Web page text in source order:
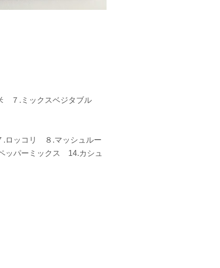
.ミックスベジタブル
ッコリ ８.マッシュルー
パーミックス 14.カシュ